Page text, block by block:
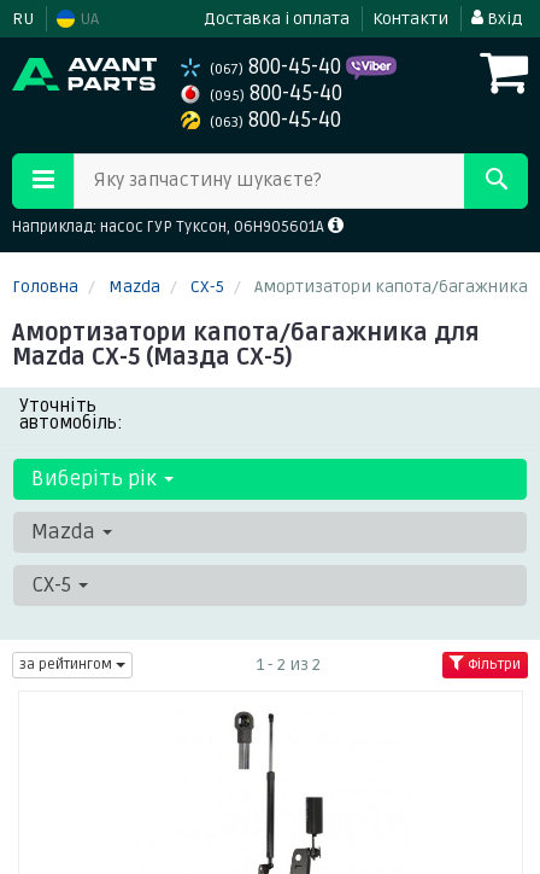
RU UA Доставка і оплата Контакти Вхід
(067) 800-45-40
(095) 800-45-40
(063) 800-45-40
Яку запчастину шукаєте?
Наприклад: насос ГУР Туксон, 06H905601A
Головна Mazda CX-5 Амортизатори капота/багажника
Амортизатори капота/багажника для
Mazda CX-5 (Мазда СХ-5)
Уточніть
автомобіль:
Виберіть рік
Mazda
CX-5
за рейтингом 1 - 2 из 2 Фільтри